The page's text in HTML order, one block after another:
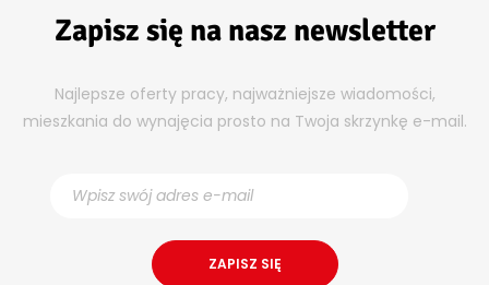
Zapisz się na nasz newsletter
Najlepsze oferty pracy, najważniejsze wiadomości,
mieszkania do wynajęcia prosto na Twoja skrzynkę e-mail.